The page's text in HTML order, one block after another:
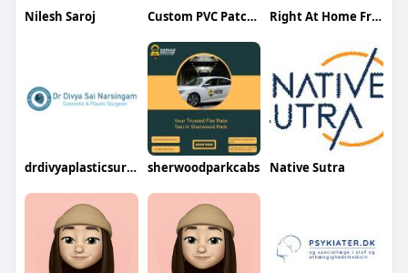
Nilesh Saroj Custom PVC Patches Canada Right At Home Fresno
drdivyaplasticsurgeon7 sherwoodparkcabs Native Sutra